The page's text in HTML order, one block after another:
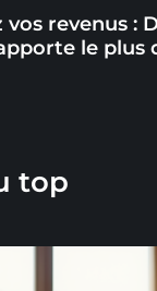
vos revenus :
le plus
top